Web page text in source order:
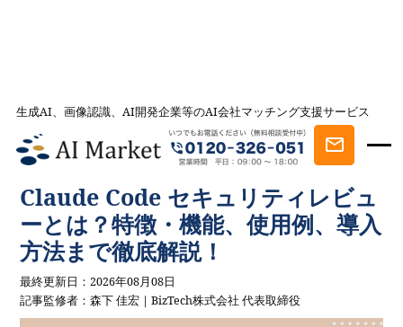
生成AI、画像認識、AI開発企業等のAI会社マッチング支援サービス
AI会社とのマッチングは AI Market
記事一覧
AIを学ぶ・知る
Claude Code セキュリティレビューとは？特
徴・機能、使用例、導入方法まで徹底解説！
Claude Code セキュリティレビュ
ーとは？特徴・機能、使用例、導入
方法まで徹底解説！
最終更新日：2026年08月08日
記事監修者：森下 佳宏｜BizTech株式会社 代表取締役